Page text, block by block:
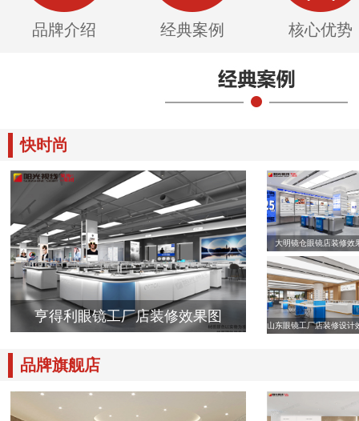
品牌介绍 经典案例 核心优势
快时尚
亨得利眼镜工厂店装修效果图
大明镜仓眼镜店装修效
山东眼镜工厂店装修设计
品牌旗舰店